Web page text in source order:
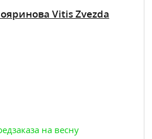
Vitis Zvezda
на весну